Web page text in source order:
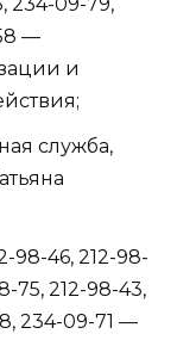
—
и
служба,
98-46, 212-98-
75, 212-98-43,
234-09-71 —